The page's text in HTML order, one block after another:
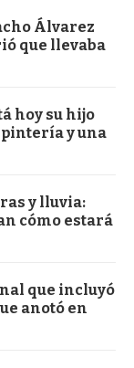
Álvarez
que llevaba
hoy su hijo
y una
y lluvia:
cómo estará
que incluyó
anotó en